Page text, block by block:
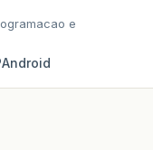
e
Android